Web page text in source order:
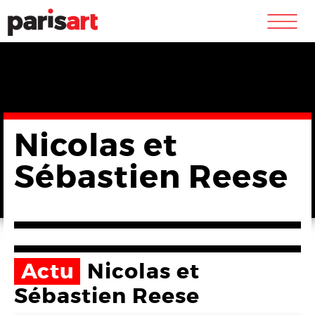
m
Nicolas et
Sébastien Reese
Actu
Nicolas et
Sébastien Reese